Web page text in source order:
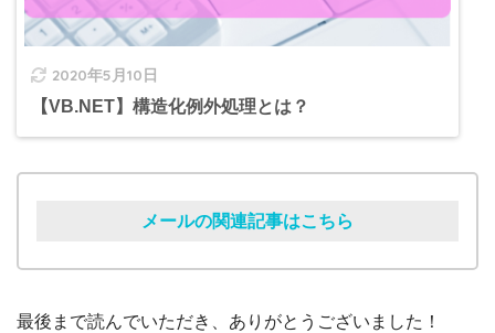
2020年5月10日
【VB.NET】構造化例外処理とは？
メールの関連記事はこちら
最後まで読んでいただき、ありがとうございました！